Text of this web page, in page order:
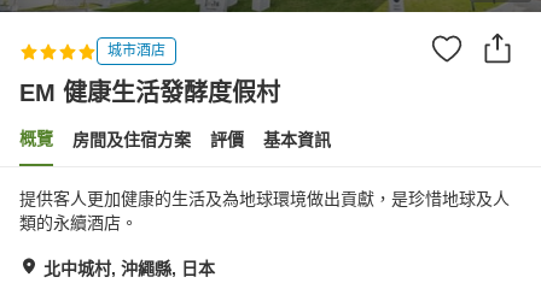
城市酒店
EM 健康生活發酵度假村
概覽 房間及住宿方案 評價 基本資訊
提供客人更加健康的生活及為地球環境做出貢獻，是珍惜地球及人
類的永續酒店。
北中城村, 沖繩縣, 日本